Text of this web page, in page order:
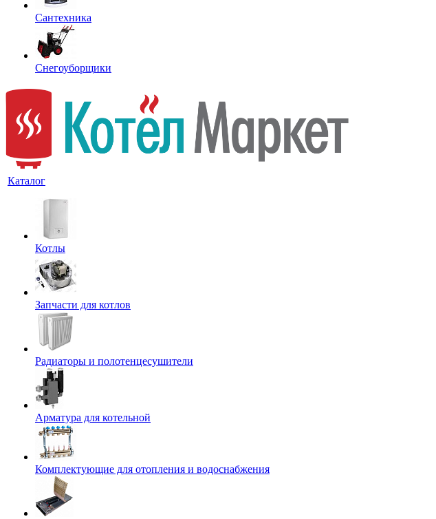
Сантехника
Снегоуборщики
Каталог
Котлы
Запчасти для котлов
Радиаторы и полотенцесушители
Арматура для котельной
Комплектующие для отопления и водоснабжения